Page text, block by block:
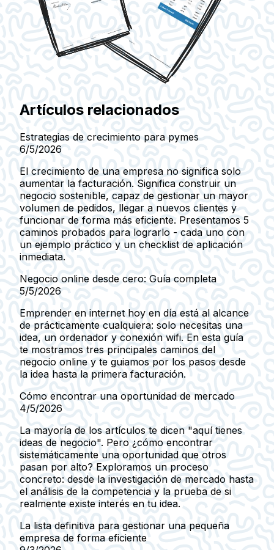
Artículos relacionados
Estrategias de crecimiento para pymes
6/5/2026
El crecimiento de una empresa no significa solo
aumentar la facturación. Significa construir un
negocio sostenible, capaz de gestionar un mayor
volumen de pedidos, llegar a nuevos clientes y
funcionar de forma más eficiente. Presentamos 5
caminos probados para lograrlo - cada uno con
un ejemplo práctico y un checklist de aplicación
inmediata.
Negocio online desde cero: Guía completa
5/5/2026
Emprender en internet hoy en día está al alcance
de prácticamente cualquiera: solo necesitas una
idea, un ordenador y conexión wifi. En esta guía
te mostramos tres principales caminos del
negocio online y te guiamos por los pasos desde
la idea hasta la primera facturación.
Cómo encontrar una oportunidad de mercado
4/5/2026
La mayoría de los artículos te dicen "aquí tienes
ideas de negocio". Pero ¿cómo encontrar
sistemáticamente una oportunidad que otros
pasan por alto? Exploramos un proceso
concreto: desde la investigación de mercado hasta
el análisis de la competencia y la prueba de si
realmente existe interés en tu idea.
La lista definitiva para gestionar una pequeña
empresa de forma eficiente